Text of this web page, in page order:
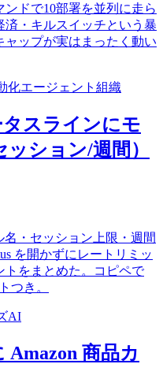
ドで10部署を並列に走ら
・キルスイッチという暴
ップが実はまったく動い
化エージェント組織
タスラインにモ
ション/週間）
名・セッション上限・週間
を開かずにレートリミッ
トをまとめた。コピペで
つき。
AI
商品カ